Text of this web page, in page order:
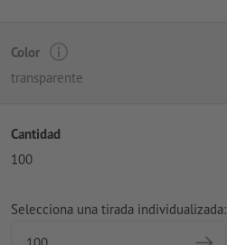
Color
transparente
Cantidad
100
Selecciona una tirada individualizada: